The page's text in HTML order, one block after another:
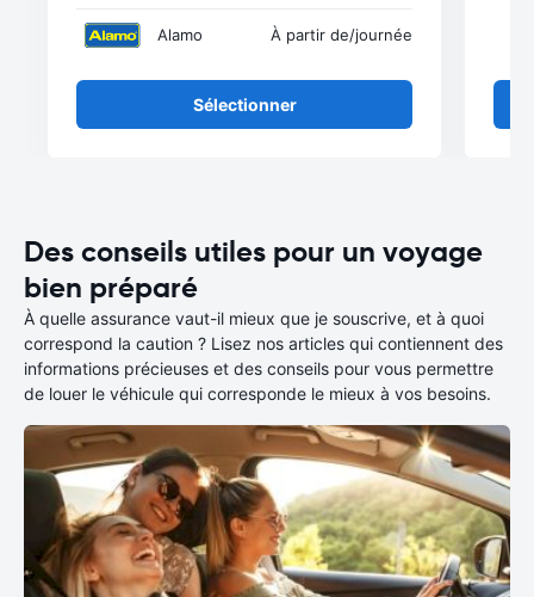
Alamo À partir de/journée
Sélectionner
Des conseils utiles pour un voyage
bien préparé
À quelle assurance vaut-il mieux que je souscrive, et à quoi
correspond la caution ? Lisez nos articles qui contiennent des
informations précieuses et des conseils pour vous permettre
de louer le véhicule qui corresponde le mieux à vos besoins.